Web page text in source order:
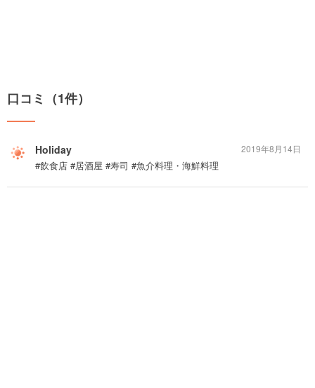
口コミ（1件）
Holiday
#飲食店 #居酒屋 #寿司 #魚介料理・海鮮料理
2019年8月14日